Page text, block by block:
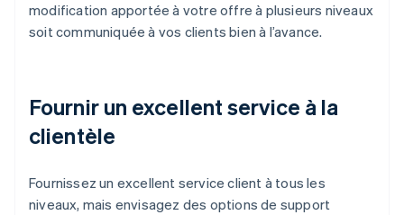
modification apportée à votre offre à plusieurs niveaux
soit communiquée à vos clients bien à l’avance.
Fournir un excellent service à la
clientèle
Fournissez un excellent service client à tous les
niveaux, mais envisagez des options de support